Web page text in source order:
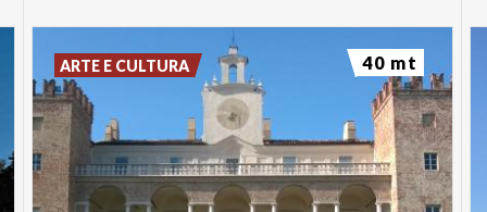
ARTE E CULTURA 40 mt